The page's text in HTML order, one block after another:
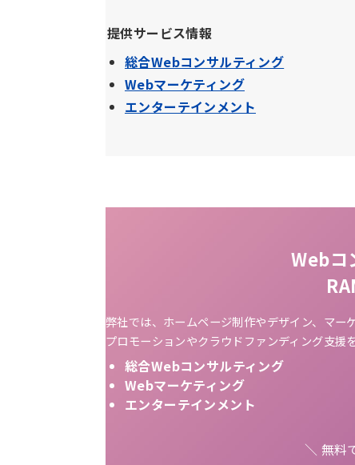
提供サービス情報
総合Webコンサルティング
Webマーケティング
エンターテインメント
Webコ
弊社では、ホームページ制作やデザイン、マー
プロモーションやクラウドファンディング支援
総合Webコンサルティング
Webマーケティング
エンターテインメント
＼ 無料